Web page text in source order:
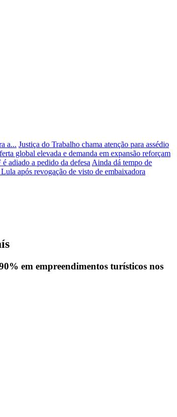
a... Justiça do Trabalho chama atenção para assédio
global elevada e demanda em expansão reforçam
adiado a pedido da defesa Ainda dá tempo de
após revogação de visto de embaixadora
em empreendimentos turísticos nos